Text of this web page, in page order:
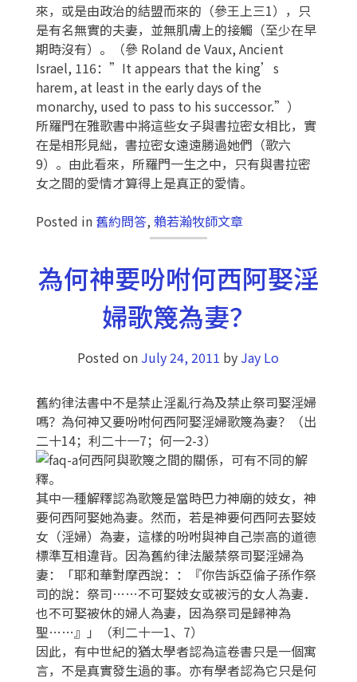
來，或是由政治的結盟而來的（參王上三1），只
是有名無實的夫妻，並無肌膚上的接觸（至少在早
期時沒有）。（參 Roland de Vaux, Ancient
Israel, 116：”It appears that the king’s
harem, at least in the early days of the
monarchy, used to pass to his successor.”）
所羅門在雅歌書中將這些女子與書拉密女相比，實
在是相形見絀，書拉密女遠遠勝過她們（歌六
9）。由此看來，所羅門一生之中，只有與書拉密
女之間的愛情才算得上是真正的愛情。
Posted in 舊約問答, 賴若瀚牧師文章
為何神要吩咐何西阿娶淫
婦歌篾為妻？
Posted on July 24, 2011 by Jay Lo
舊約律法書中不是禁止淫亂行為及禁止祭司娶淫婦
嗎？為何神又要吩咐何西阿娶淫婦歌篾為妻？（出
二十14；利二十一7；何一2-3）
何西阿與歌篾之間的關係，可有不同的解
釋。
其中一種解釋認為歌篾是當時巴力神廟的妓女，神
要何西阿娶她為妻。然而，若是神要何西阿去娶妓
女（淫婦）為妻，這樣的吩咐與神自己崇高的道德
標準互相違背。因為舊約律法嚴禁祭司娶淫婦為
妻：「耶和華對摩西說：：『你告訴亞倫子孫作祭
司的說：祭司……不可娶妓女或被污的女人為妻．
也不可娶被休的婦人為妻，因為祭司是歸神為
聖……』」（利二十一1、7）
因此，有中世紀的猶太學者認為這卷書只是一個寓
言，不是真實發生過的事。亦有學者認為它只是何